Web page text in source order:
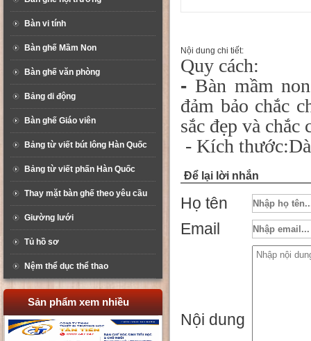
Bàn vi tính
Bàn ghế Mầm Non
Bàn ghế văn phòng
Bảng di động
Bàn ghế Giáo viên
Bảng từ viết bút lông Hàn Quốc
Bảng từ viết phấn Hàn Quốc
Thay mặt bàn ghế theo yêu cầu
Giường lưới
Tủ hồ sơ
Nệm thể dục thể thao
Sản phẩm xem nhiều
Nội dung chi tiết:
Quy cách:
-Bàn mầm
đảm bảo chắc
sắc đẹp và chắc
- Kích
Để lại lời nhắn
Họ tên
Email
Nội dung